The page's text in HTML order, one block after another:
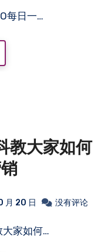
每日一…
教大家如何
月 20 日 没有评论
大家如何…